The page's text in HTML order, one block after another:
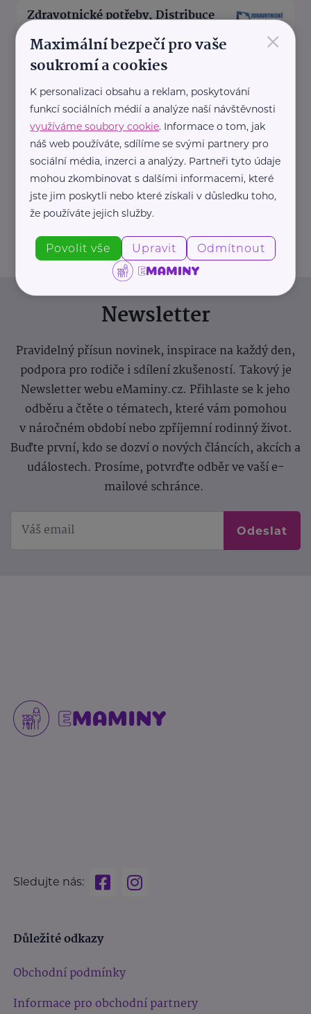
Zdravotnické potřeby, Distribuce
Palackého 187 Turnov
Společnost Distribuce PZT, s.r.o.
, působící na českém trhu v
oblasti zdravotnických potřeb již
od roku ...
https://www.zdravotnicke-
potreby.cz/
+420 777 151 911
info@zdravotnicke-potreby.cz
Newsletter
Pravidelný přísun novinek, inspirace na každý den,
podpora pro rodiče i sdílení zkušeností. Takový je
Newsletter webu eMaminy.cz. Přihlaste se k jeho
odběru a čtěte o tématech, které vám pomohou
v náročném období nebo zpříjemní rodinný život.
Buďte první, kdo se dozví o nových článcích, akcích a
událostech. Prosíme, potvrďte odběr ve vaší e-
mailové schránce.
Odeslat
Sledujte nás:
Důležité odkazy
Obchodní podmínky
Informace pro obchodní partnery
×
Maximální bezpečí pro vaše
soukromí a cookies
K personalizaci obsahu a reklam, poskytování
funkcí sociálních médií a analýze naší návštěvnosti
využíváme soubory cookie. Informace o tom, jak
náš web používáte, sdílíme se svými partnery pro
sociální média, inzerci a analýzy. Partneři tyto údaje
mohou zkombinovat s dalšími informacemi, které
jste jim poskytli nebo které získali v důsledku toho,
že používáte jejich služby.
Povolit vše Upravit Odmítnout